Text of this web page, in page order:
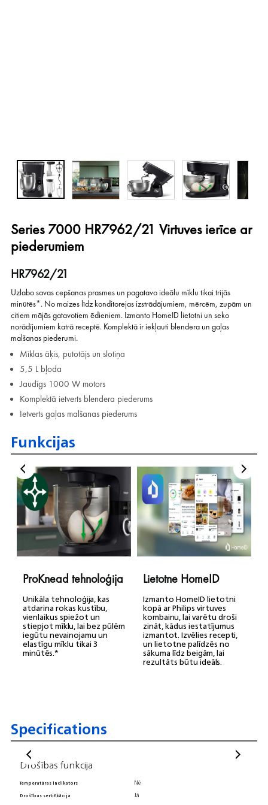
Series 7000 HR7962/21 Virtuves ierīce ar
piederumiem
HR7962/21
Uzlabo savas cepšanas prasmes un pagatavo ideālu mīklu tikai trijās
minūtēs*. No maizes līdz konditorejas izstrādājumiem, mērcēm, zupām un
citiem mājās gatavotiem ēdieniem. Izmanto HomeID lietotni un seko
norādījumiem katrā receptē. Komplektā ir iekļauti blendera un gaļas
malšanas piederumi.
Mīklas āķis, putotājs un slotiņa
5,5 L bļoda
Jaudīgs 1000 W motors
Komplektā ietverts blendera piederums
Ietverts gaļas malšanas piederums
Funkcijas
ProKnead tehnoloģija
Unikāla tehnoloģija, kas
atdarina rokas kustību,
vienlaikus spiežot un
stiepjot mīklu, lai bez pūlēm
iegūtu nevainojamu un
elastīgu mīklu tikai 3
minūtēs.*
Lietotne HomeID
Izmanto HomeID lietotni
kopā ar Philips virtuves
kombainu, lai varētu droši
zināt, kādus iestatījumus
izmantot. Izvēlies recepti,
un lietotne palīdzēs no
sākuma līdz beigām, lai
rezultāts būtu ideāls.
Specifications
Drošības funkcija
Temperatūras indikators
Drošības sertifikācija
Nē
Jā